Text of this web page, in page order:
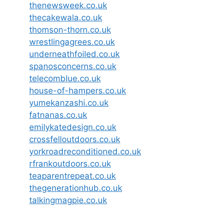
thenewsweek.co.uk
thecakewala.co.uk
thomson-thorn.co.uk
wrestlingagrees.co.uk
underneathfoiled.co.uk
spanosconcerns.co.uk
telecomblue.co.uk
house-of-hampers.co.uk
yumekanzashi.co.uk
fatnanas.co.uk
emilykatedesign.co.uk
crossfelloutdoors.co.uk
yorkroadreconditioned.co.uk
rfrankoutdoors.co.uk
teaparentrepeat.co.uk
thegenerationhub.co.uk
talkingmagpie.co.uk